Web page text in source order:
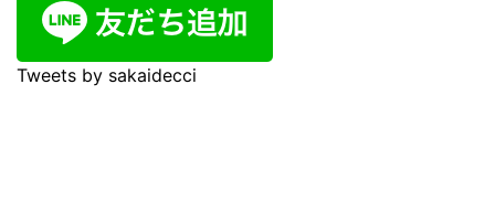
Tweets by sakaidecci